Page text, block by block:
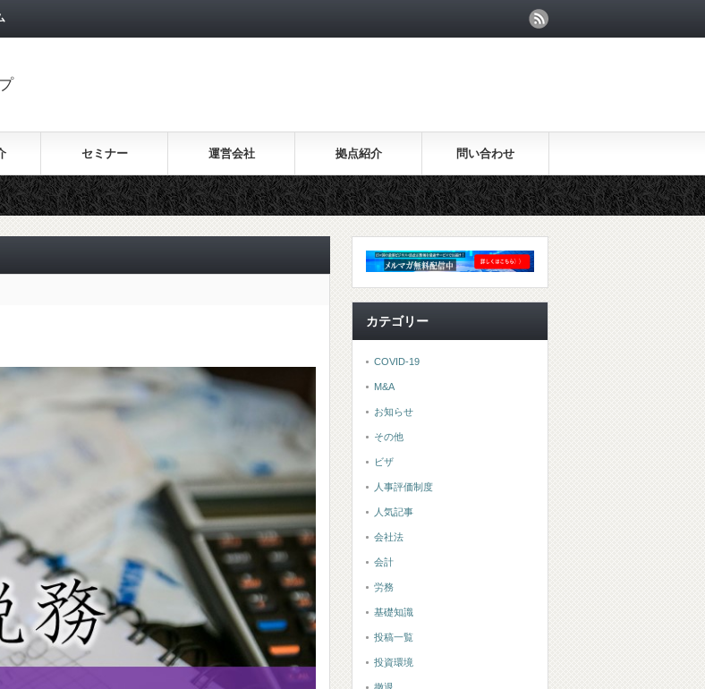
セミナー 運営会社 拠点紹介 問い合わせ
カテゴリー
COVID-19
M&A
お知らせ
その他
ビザ
人事評価制度
人気記事
会社法
会計
労務
基礎知識
投稿一覧
投資環境